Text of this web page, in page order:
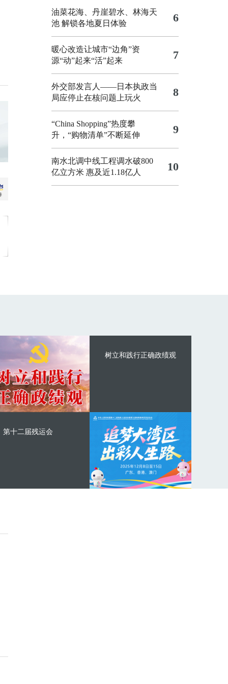
油菜花海、丹崖碧水、林海天
池 解锁各地夏日体验
6
暖心改造让城市“边角”资
源“动”起来“活”起来
7
外交部发言人——日本执政当
局应停止在核问题上玩火
8
“China Shopping”热度攀
升，“购物清单”不断延伸
9
南水北调中线工程调水破800
亿立方米 惠及近1.18亿人
10
树立和践行正确政绩观
第十二届残运会